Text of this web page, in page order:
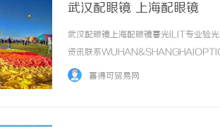
武汉配眼镜 上海配眼镜
武汉配眼镜上海配眼镜暮光ILIT专业验
资讯联系
品牌，现于武汉与上海设有4家门店。
喜得可贸易网